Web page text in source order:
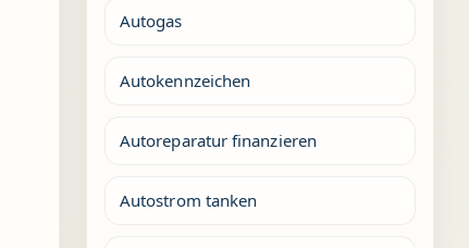
Autogas
Autokennzeichen
Autoreparatur finanzieren
Autostrom tanken